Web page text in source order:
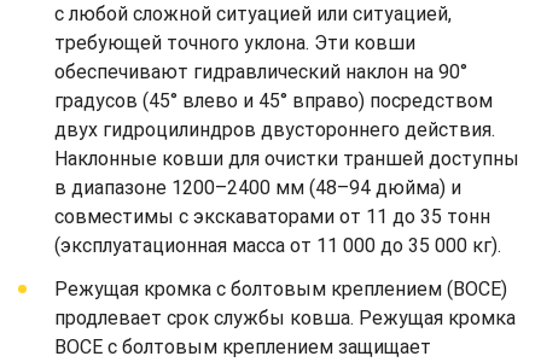
с любой сложной ситуацией или ситуацией,
требующей точного уклона. Эти ковши
обеспечивают гидравлический наклон на 90°
градусов (45° влево и 45° вправо) посредством
двух гидроцилиндров двустороннего действия.
Наклонные ковши для очистки траншей доступны
в диапазоне 1200–2400 мм (48–94 дюйма) и
совместимы с экскаваторами от 11 до 35 тонн
(эксплуатационная масса от 11 000 до 35 000 кг).
Режущая кромка с болтовым креплением (BOCE)
продлевает срок службы ковша. Режущая кромка
BOCE с болтовым креплением защищает